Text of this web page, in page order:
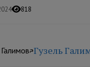
818
Гузель